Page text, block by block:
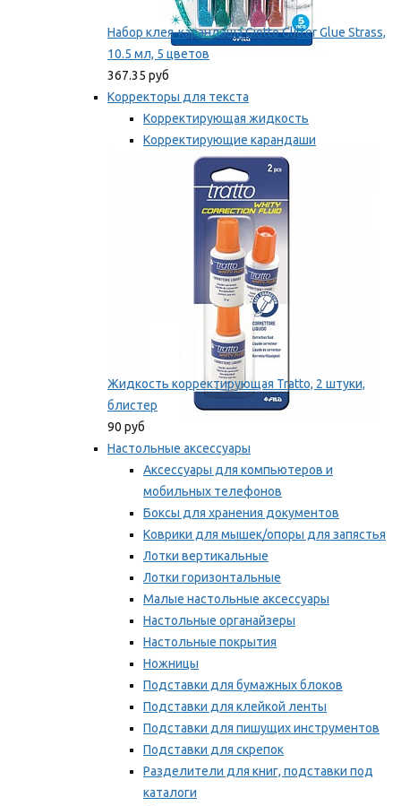
Набор клея-карандаша Giotto Glitter Glue Strass,
10.5 мл, 5 цветов
367.35 руб
Корректоры для текста
Корректирующая жидкость
Корректирующие карандаши
Корректирующие ленты
Мы рекомендуем
Жидкость корректирующая Tratto, 2 штуки,
блистер
90 руб
Настольные аксессуары
Аксессуары для компьютеров и
мобильных телефонов
Боксы для хранения документов
Коврики для мышек/опоры для запястья
Лотки вертикальные
Лотки горизонтальные
Малые настольные аксессуары
Настольные органайзеры
Настольные покрытия
Ножницы
Подставки для бумажных блоков
Подставки для клейкой ленты
Подставки для пишущих инструментов
Подставки для скрепок
Разделители для книг, подставки под
каталоги